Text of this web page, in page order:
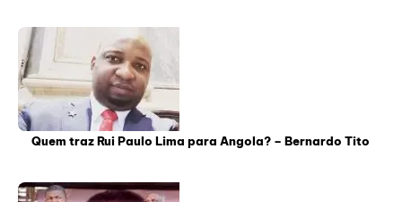
Quem traz Rui Paulo Lima para Angola? – Bernardo Tito